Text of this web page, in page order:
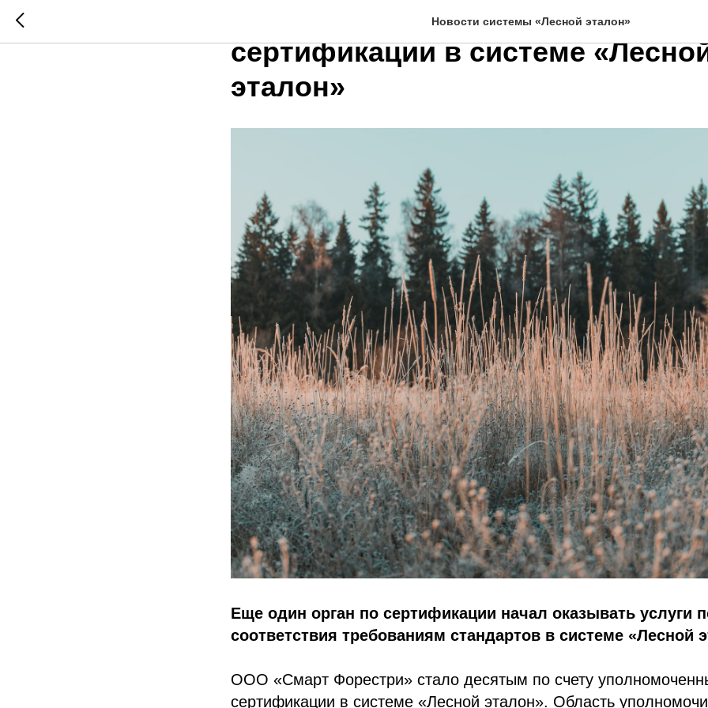
Новости системы «Лесной эталон»
«Смарт Форестри» – новый
сертификации в системе
эталон»
Еще один орган по сертификации начал оказывать услуги
соответствия требованиям стандартов в системе «Лесной
ООО «Смарт Форестри» стало десятым по счету
сертификации в системе «Лесной эталон». Область